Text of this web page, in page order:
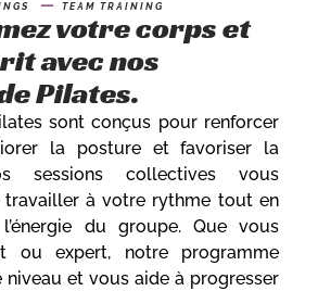
TEAM TRAINING
votre corps et
avec nos
Pilates.
sont conçus pour renforcer
la posture et favoriser la
sessions collectives vous
à votre rythme tout en
du groupe. Que vous
ou expert, notre programme
niveau et vous aide à progresser